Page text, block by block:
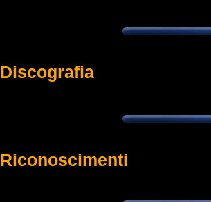
Discografia
Riconoscimenti